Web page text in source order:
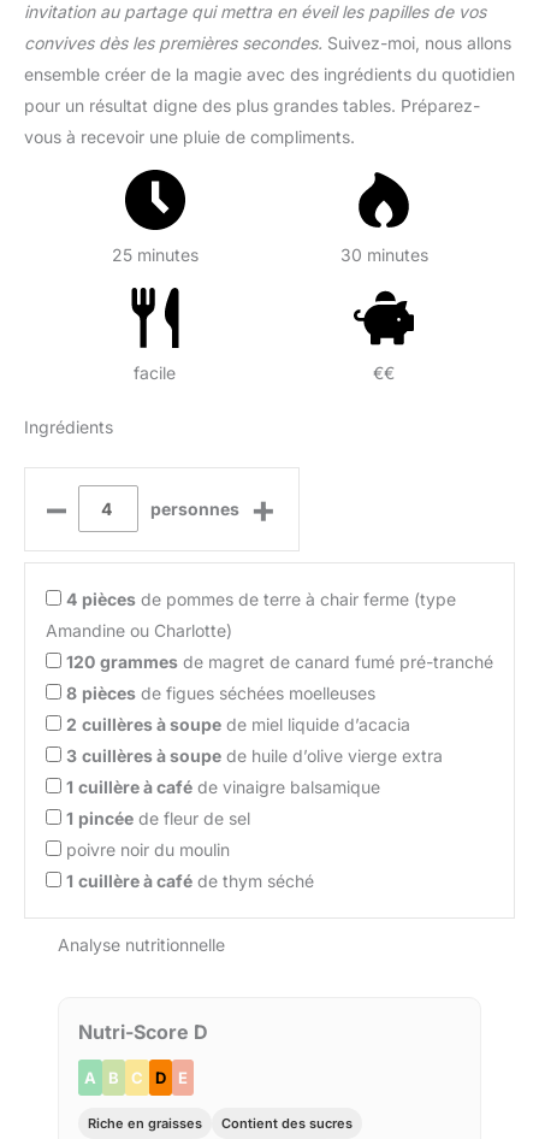
invitation au partage qui mettra en éveil les papilles de vos
convives dès les premières secondes. Suivez-moi, nous allons
ensemble créer de la magie avec des ingrédients du quotidien
pour un résultat digne des plus grandes tables. Préparez-
vous à recevoir une pluie de compliments.
25 minutes 30 minutes
facile €€
Ingrédients
– personnes +
4 pièces de pommes de terre à chair ferme (type
Amandine ou Charlotte)
120 grammes de magret de canard fumé pré-tranché
8 pièces de figues séchées moelleuses
2 cuillères à soupe de miel liquide d’acacia
3 cuillères à soupe de huile d’olive vierge extra
1 cuillère à café de vinaigre balsamique
1 pincée de fleur de sel
poivre noir du moulin
1 cuillère à café de thym séché
Analyse nutritionnelle
Nutri-Score D
A B C D E
Riche en graisses
Contient des sucres